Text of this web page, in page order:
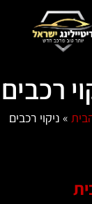
רכבים
»ניקוי רכבים